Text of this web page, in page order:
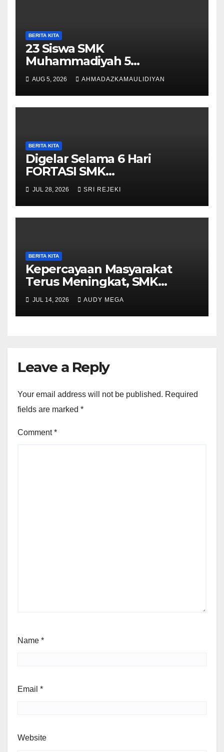
BERITA KITA
23 Siswa SMK
Muhammadiyah 5
Purwantoro Terpilih Menjadi
Pengibar Bendera HUT ke-81
RI Tingkat Kecamatan
Purwantoro
AUG 5, 2026 AHMADAZKAMAULIDIYAN
BERITA KITA
Digelar Selama 6 Hari
FORTASI SMK
Muhammadiyah 5
Purwantoro Berjalan Lancar,
Meriah, dan Penuh
Semangat
JUL 28, 2026 SRI REJEKI
BERITA KITA
Kepercayaan Masyarakat
Terus Meningkat, SMK
Muhammadiyah 5
Purwantoro Sambut 376
Peserta Didik Baru
JUL 14, 2026 AUDY MEGA
Leave a Reply
Your email address will not be published. Required
fields are marked *
Comment*
Name *
Email *
Website